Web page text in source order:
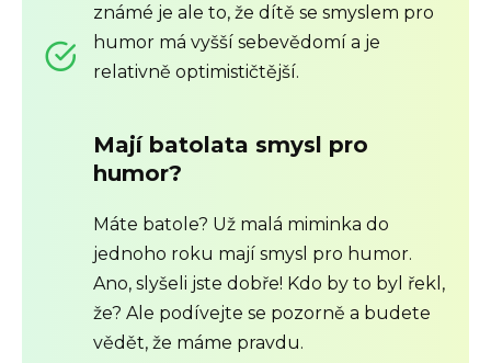
známé je ale to, že dítě se smyslem pro
humor má vyšší sebevědomí a je
relativně optimističtější.
Mají batolata smysl pro
humor?
Máte batole? Už malá miminka do
jednoho roku mají smysl pro humor.
Ano, slyšeli jste dobře! Kdo by to byl řekl,
že? Ale podívejte se pozorně a budete
vědět, že máme pravdu.